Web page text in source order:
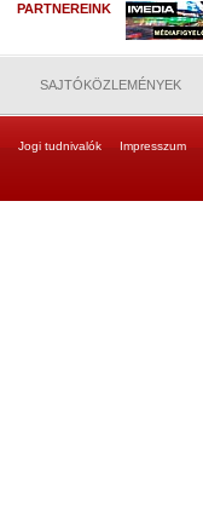
PARTNEREINK
SAJTÓKÖZLEMÉNYEK
Jogi tudnivalók Impresszum